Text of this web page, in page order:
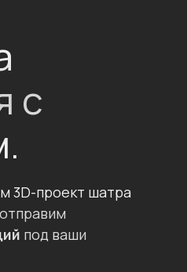
с
3D-проект шатра
под ваши